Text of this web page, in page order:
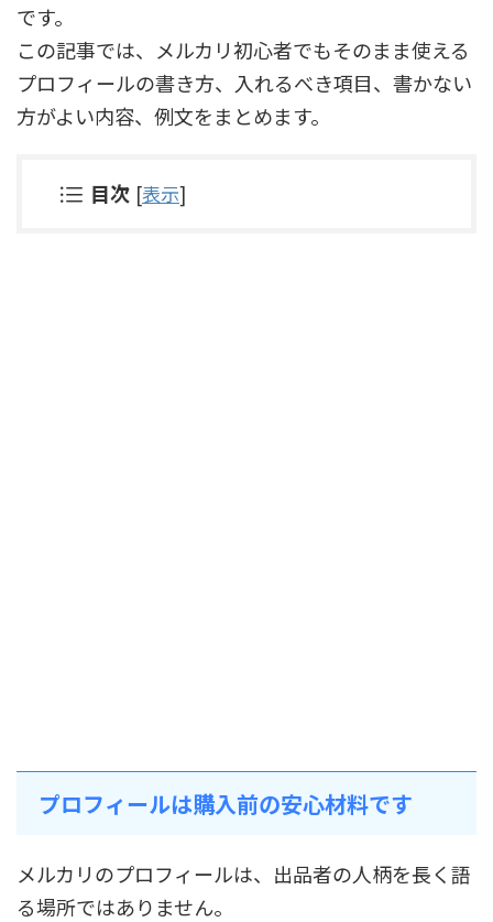
です。
この記事では、メルカリ初心者でもそのまま使える
プロフィールの書き方、入れるべき項目、書かない
方がよい内容、例文をまとめます。
目次 [表示]
プロフィールは購入前の安心材料です
メルカリのプロフィールは、出品者の人柄を長く語
る場所ではありません。